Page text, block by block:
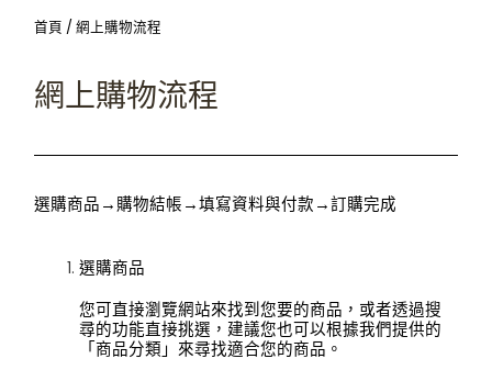
首頁 / 網上購物流程
網上購物流程
選購商品→購物結帳→填寫資料與付款→訂購完成
選購商品
您可直接瀏覽網站來找到您要的商品，或者透過搜
尋的功能直接挑選，建議您也可以根據我們提供的
「商品分類」來尋找適合您的商品。